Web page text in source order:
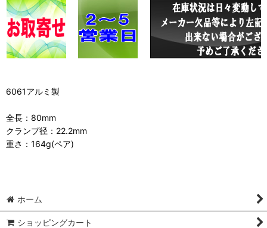
6061アルミ製
全長：80mm
クランプ径：22.2mm
重さ：164g(ペア)
ホーム
ショッピングカート